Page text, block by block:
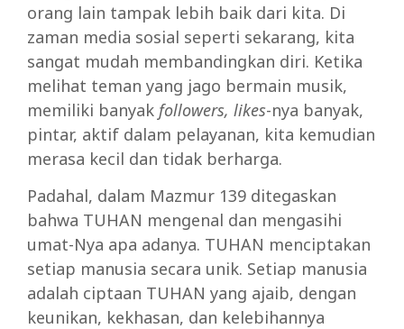
orang lain tampak lebih baik dari kita. Di
zaman media sosial seperti sekarang, kita
sangat mudah membandingkan diri. Ketika
melihat teman yang jago bermain musik,
memiliki banyak followers, likes-nya banyak,
pintar, aktif dalam pelayanan, kita kemudian
merasa kecil dan tidak berharga.
Padahal, dalam Mazmur 139 ditegaskan
bahwa TUHAN mengenal dan mengasihi
umat-Nya apa adanya. TUHAN menciptakan
setiap manusia secara unik. Setiap manusia
adalah ciptaan TUHAN yang ajaib, dengan
keunikan, kekhasan, dan kelebihannya